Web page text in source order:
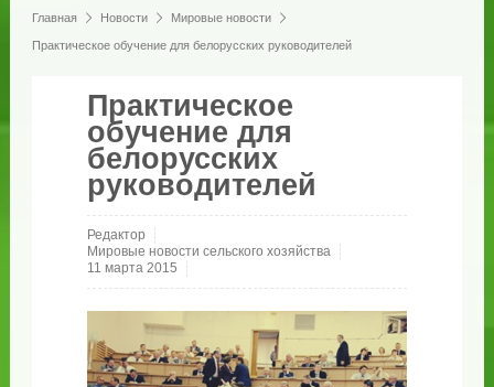
Главная Новости Мировые новости
Практическое обучение для белорусских руководителей
Практическое
обучение для
белорусских
руководителей
Редактор
Мировые новости сельского хозяйства
11 марта 2015